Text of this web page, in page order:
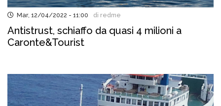
Mar, 12/04/2022 - 11:00 di redme
Antistrust, schiaffo da quasi 4 milioni a
Caronte&Tourist